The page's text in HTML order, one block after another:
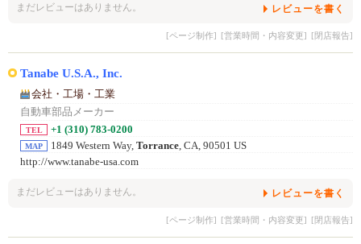
まだレビューはありません。 レビューを書く
[ページ制作] [営業時間・内容変更] [閉店報告]
Tanabe U.S.A., Inc.
会社・工場・工業
自動車部品メーカー
TEL +1 (310) 783-0200
MAP 1849 Western Way, Torrance , CA, 90501 US
http://www.tanabe-usa.com
まだレビューはありません。 レビューを書く
[ページ制作] [営業時間・内容変更] [閉店報告]